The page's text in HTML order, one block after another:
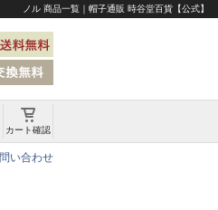
ノル 商品一覧｜帽子通販 時谷堂百貨【公式】
カート確認
い合わせ